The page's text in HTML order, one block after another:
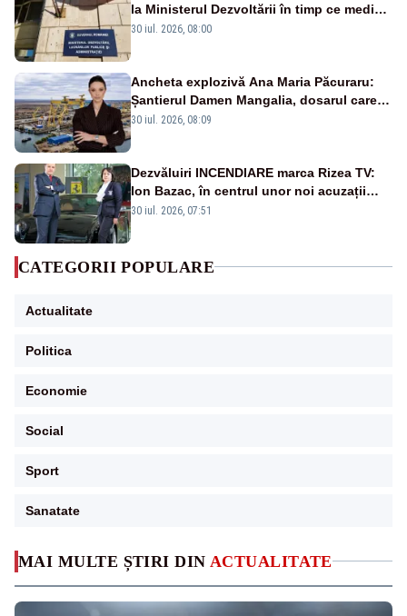
MAI MULTE ȘTIRI DIN ACTUALITATE
la Ministerul Dezvoltării în timp ce medicii
ies în stradă
30 iul. 2026, 08:00
Ancheta explozivă Ana Maria Păcuraru:
Șantierul Damen Mangalia, dosarul care
scufundă apărarea României
30 iul. 2026, 08:09
Dezvăluiri INCENDIARE marca Rizea TV:
Ion Bazac, în centrul unor noi acuzații
publice
30 iul. 2026, 07:51
CATEGORII POPULARE
Actualitate
Politica
Economie
Social
Sport
Sanatate